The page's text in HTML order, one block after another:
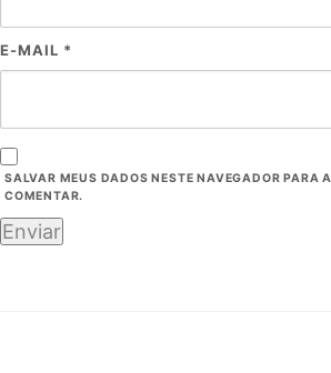
E-MAIL *
SALVAR MEUS DADOS NESTE NAVEGADOR PARA
COMENTAR.